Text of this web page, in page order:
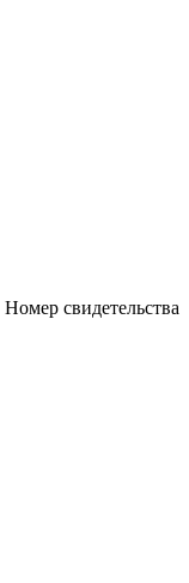
Номер свидетельства